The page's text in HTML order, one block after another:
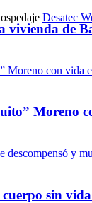
vivienda de
Moreno
sin
Desatec